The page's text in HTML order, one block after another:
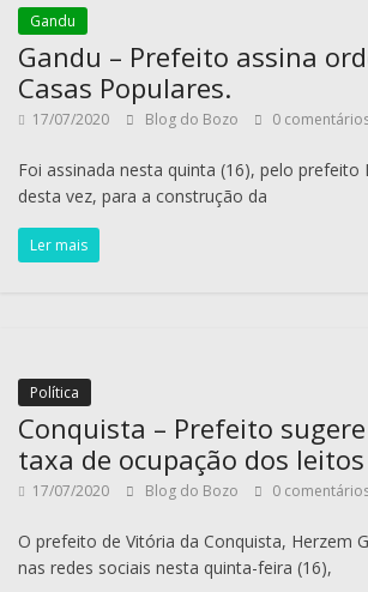
Gandu
Gandu – Prefeito assina
Casas Populares.
17/07/2020 Blog do Bozo 0
Foi assinada nesta quinta (16), pelo
desta vez, para a construção da
Ler mais
Política
Conquista – Prefeito
taxa de ocupação dos leitos
17/07/2020 Blog do Bozo 0
O prefeito de Vitória da Conquista, Herzem
nas redes sociais nesta quinta-feira (16),